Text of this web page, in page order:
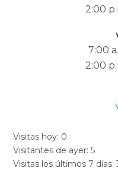
2:00
7:00
2:00
Visitas hoy: 0
Visitantes de ayer:5
Visitas los últimos 7 días: